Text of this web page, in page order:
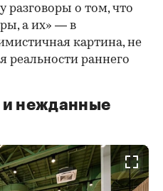
разговоры о том, что
а их» — в
картина, не
реальности раннего
и нежданные